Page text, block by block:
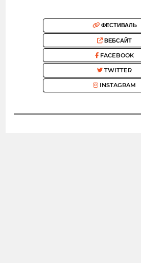
ФЕСТИВАЛЬ
ВЕБСАЙТ
FACEBOOK
TWITTER
INSTAGRAM